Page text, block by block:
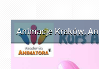
Animacje Kraków,